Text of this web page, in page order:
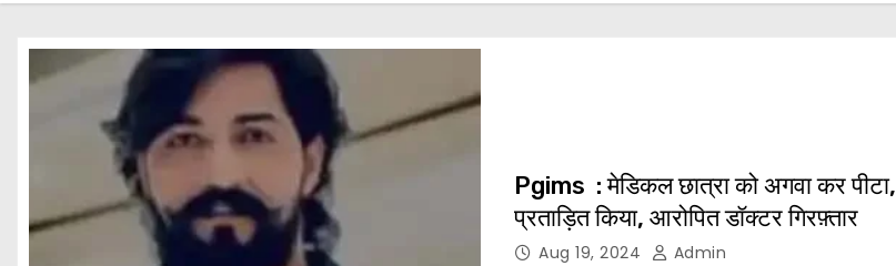
Pgims : मेडिकल छात्रा को अगवा कर पीटा,
प्रताड़ित किया, आरोपित डॉक्टर गिरफ़्तार
Aug 19, 2024 Admin